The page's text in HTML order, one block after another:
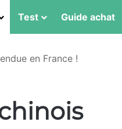
Test Guide achat
en France !